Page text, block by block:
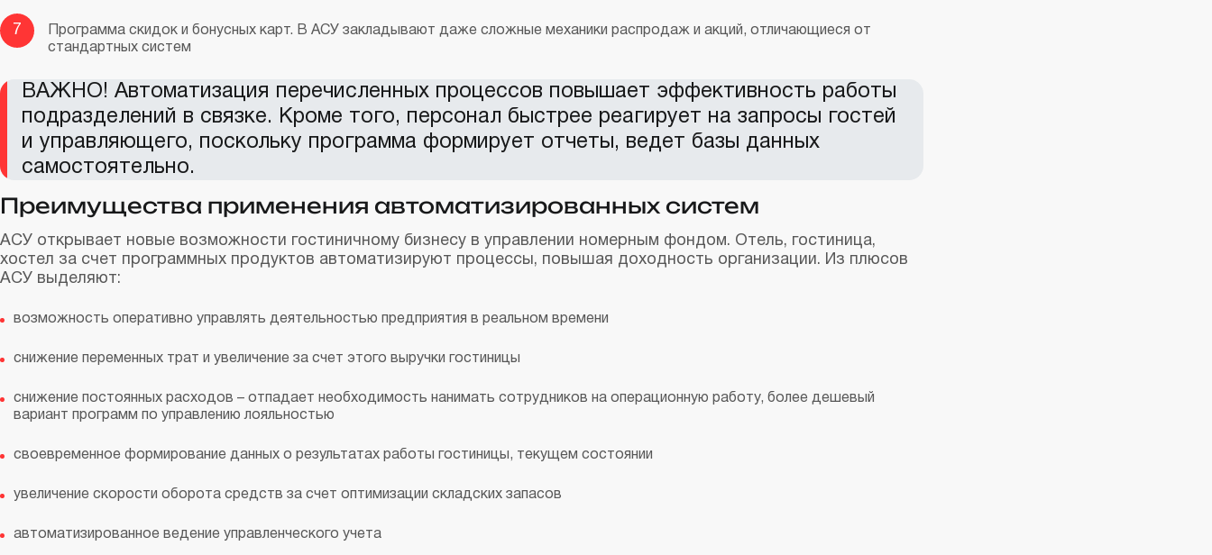
7
Программа скидок и бонусных карт. В АСУ закладывают даже сложные механики распродаж и акций, отличающиеся от
стандартных систем
ВАЖНО! Автоматизация перечисленных процессов повышает эффективность работы
подразделений в связке. Кроме того, персонал быстрее реагирует на запросы гостей
и управляющего, поскольку программа формирует отчеты, ведет базы данных
самостоятельно.
Преимущества применения автоматизированных систем
АСУ открывает новые возможности гостиничному бизнесу в управлении номерным фондом. Отель, гостиница,
хостел за счет программных продуктов автоматизируют процессы, повышая доходность организации. Из плюсов
АСУ выделяют:
возможность оперативно управлять деятельностью предприятия в реальном времени
снижение переменных трат и увеличение за счет этого выручки гостиницы
снижение постоянных расходов – отпадает необходимость нанимать сотрудников на операционную работу, более дешевый
вариант программ по управлению лояльностью
своевременное формирование данных о результатах работы гостиницы, текущем состоянии
увеличение скорости оборота средств за счет оптимизации складских запасов
автоматизированное ведение управленческого учета